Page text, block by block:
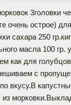
3головки
очень острое)
сахара 250
масла 100 гр.
как для
с
вкусу.В
из